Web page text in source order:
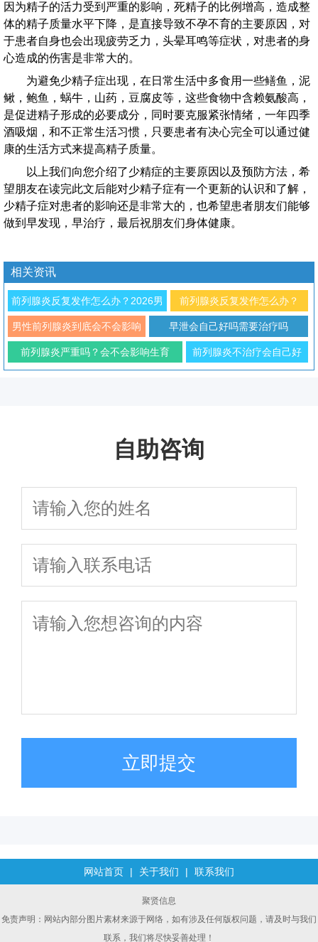
因为精子的活力受到严重的影响，死精子的比例增高，造成整
体的精子质量水平下降，是直接导致不孕不育的主要原因，对
于患者自身也会出现疲劳乏力，头晕耳鸣等症状，对患者的身
心造成的伤害是非常大的。
为避免少精子症出现，在日常生活中多食用一些鳝鱼，泥
鳅，鲍鱼，蜗牛，山药，豆腐皮等，这些食物中含赖氨酸高，
是促进精子形成的必要成分，同时要克服紧张情绪，一年四季
酒吸烟，和不正常生活习惯，只要患者有决心完全可以通过健
康的生活方式来提高精子质量。
以上我们向您介绍了少精症的主要原因以及预防方法，希
望朋友在读完此文后能对少精子症有一个更新的认识和了解，
少精子症对患者的影响还是非常大的，也希望患者朋友们能够
做到早发现，早治疗，最后祝朋友们身体健康。
相关资讯
前列腺炎反复发作怎么办？2026男
科专家解析治疗与预防方法
前列腺炎反复发作怎么办？
2026年男性科学防治与日常调
理指南
男性前列腺炎到底会不会影响
性功能
早泄会自己好吗需要治疗吗
前列腺炎严重吗？会不会影响生育
前列腺炎不治疗会自己好
吗？对生育有影响吗
自助咨询
立即提交
网站首页 | 关于我们 | 联系我们
聚贤信息
免责声明：网站内部分图片素材来源于网络，如有涉及任何版权问题，请及时与我们
联系，我们将尽快妥善处理！